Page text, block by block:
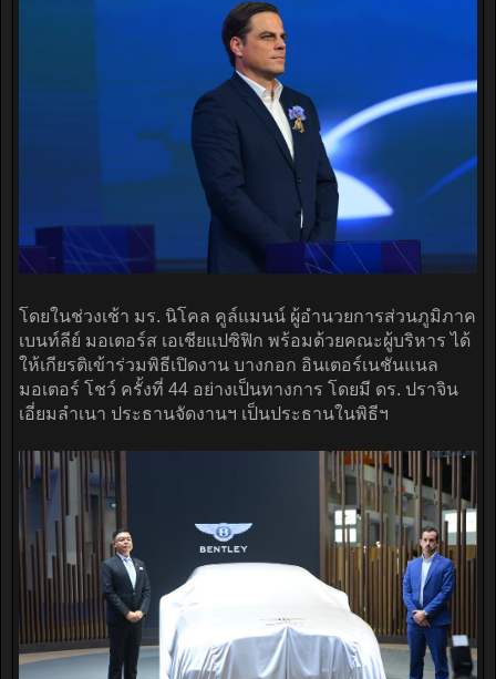
โดยในช่วงเช้า มร. นิโคล คูล์แมนน์ ผู้อำนวยการส่วนภูมิภาค
เบนท์ลีย์ มอเตอร์ส เอเชียแปซิฟิก พร้อมด้วยคณะผู้บริหาร ได้
ให้เกียรติเข้าร่วมพิธีเปิดงาน บางกอก อินเตอร์เนชันแนล
มอเตอร์ โชว์ ครั้งที่ 44 อย่างเป็นทางการ โดยมี ดร. ปราจิน
เอี่ยมลำเนา ประธานจัดงานฯ เป็นประธานในพิธีฯ